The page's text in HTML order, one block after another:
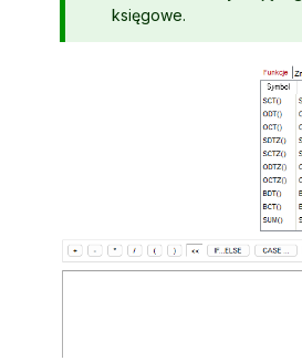
księgowe.